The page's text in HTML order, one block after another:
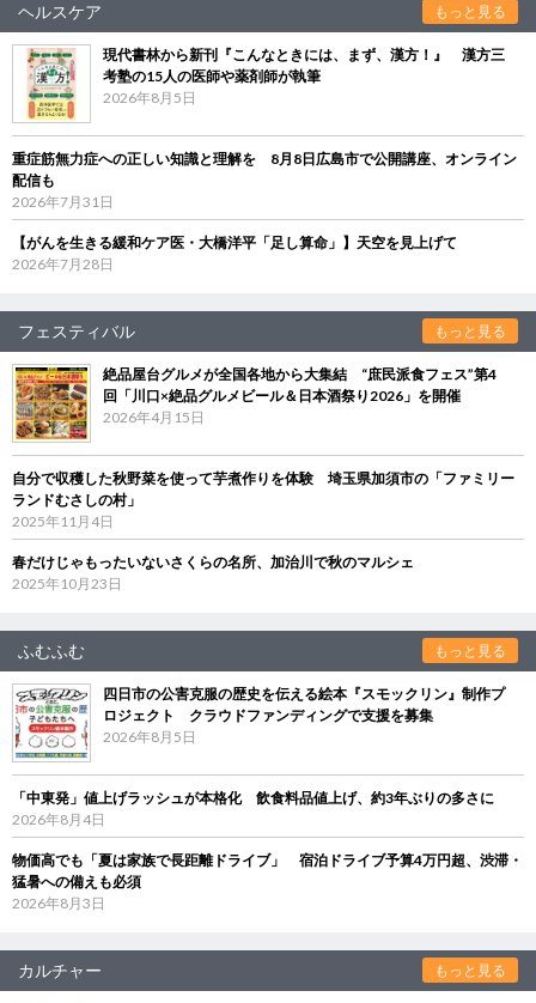
ヘルスケア もっと見る
現代書林から新刊『こんなときには、まず、漢方！』 漢方三
考塾の15人の医師や薬剤師が執筆
2026年8月5日
重症筋無力症への正しい知識と理解を 8月8日広島市で公開講座、オンライン
配信も
2026年7月31日
【がんを生きる緩和ケア医・大橋洋平「足し算命」】天空を見上げて
2026年7月28日
フェスティバル もっと見る
絶品屋台グルメが全国各地から大集結 “庶民派食フェス”第4
回「川口×絶品グルメビール＆日本酒祭り2026」を開催
2026年4月15日
自分で収穫した秋野菜を使って芋煮作りを体験 埼玉県加須市の「ファミリー
ランドむさしの村」
2025年11月4日
春だけじゃもったいないさくらの名所、加治川で秋のマルシェ
2025年10月23日
ふむふむ もっと見る
四日市の公害克服の歴史を伝える絵本『スモックリン』制作プ
ロジェクト クラウドファンディングで支援を募集
2026年8月5日
「中東発」値上げラッシュが本格化 飲食料品値上げ、約3年ぶりの多さに
2026年8月4日
物価高でも「夏は家族で長距離ドライブ」 宿泊ドライブ予算4万円超、渋滞・
猛暑への備えも必須
2026年8月3日
カルチャー もっと見る